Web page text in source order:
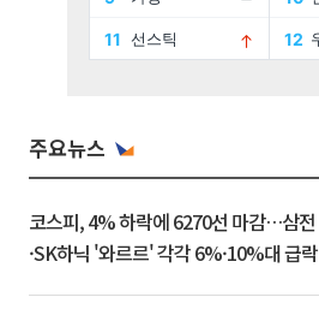
주요뉴스
코스피, 4% 하락에 6270선 마감…삼전
·SK하닉 '와르르' 각각 6%·10%대 급락